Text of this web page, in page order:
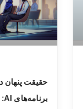
حقیقت پنهان
برنامه‌های AI: درس‌هایی از IBM و ناسا